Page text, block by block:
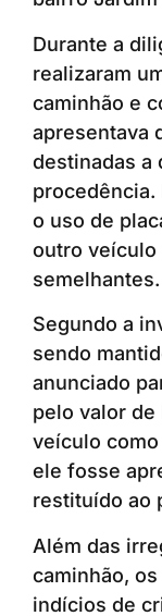
Durante a
realizaram
caminhão e
apresentava
destinadas a
procedência.
o uso de
outro veículo
semelhantes.
Segundo a
sendo
anunciado
pelo valor
veículo
ele fosse
restituído ao
Além das
caminhão,
indícios de